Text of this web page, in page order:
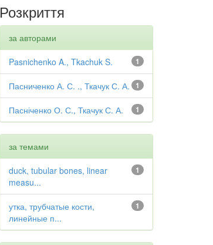
Розкриття
за авторами
1
Pasnichenko A., Tkachuk S.
1
Пасниченко А. С. ., Ткачук С. А.
1
Пасніченко О. С., Ткачук С. А.
за темами
1
duck, tubular bones, linear
measu...
1
утка, трубчатые кости,
линейные п...